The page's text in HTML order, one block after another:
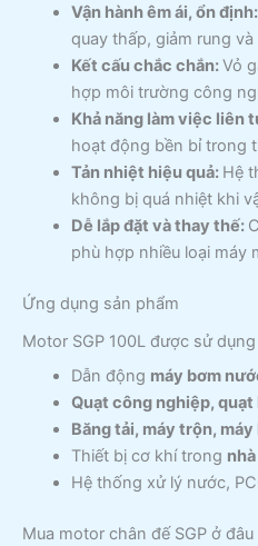
Vận hành êm ái, ổn
quay thấp, giảm rung
Kết cấu chắc chắn:Vỏ
hợp môi trường công
Khả năng làm việc liên
hoạt động bền bỉ trong
Tản nhiệt hiệu quả: Hệ
không bị quá nhiệt khi
Dễ lắp đặt và thay thế:
phù hợp nhiều loại máy
Ứng dụng sản phẩm
Motor SGP 100L được sử
Dẫn động máy bơm
Quạt công nghiệp,
Băng tải, máy trộn, máy
Thiết bị cơ khí trong
Hệ thống xử lý nước,
Mua motor chân đế SGP ở đâu